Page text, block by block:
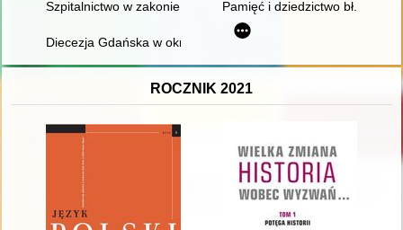
Szpitalnictwo w zakonie świętego Jana Jerozolimskiego w
Pamięć i dziedzictwo bł.
Diecezja Gdańska w okresie komunizmu (1945-1989) : rys
ROCZNIK 2021